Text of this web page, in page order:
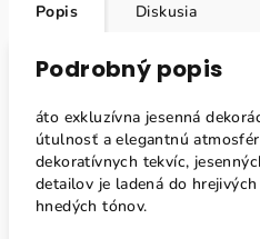
Popis Diskusia
Podrobný popis
áto exkluzívna jesenná
útulnosť a elegantnú
dekoratívnych tekvíc,
detailov je ladená do
hnedých tónov.